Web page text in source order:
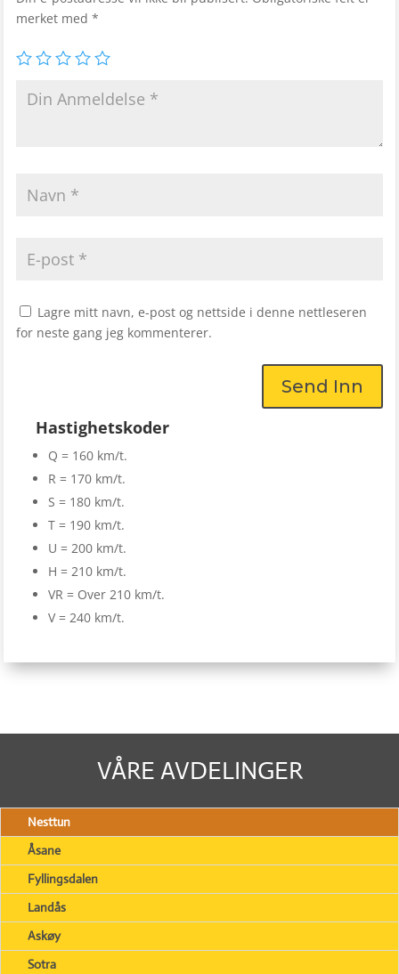
merket med *
Lagre mitt navn, e-post og nettside i denne nettleseren
for neste gang jeg kommenterer.
Send Inn
Hastighetskoder
Q = 160 km/t.
R = 170 km/t.
S = 180 km/t.
T = 190 km/t.
U = 200 km/t.
H = 210 km/t.
VR = Over 210 km/t.
V = 240 km/t.
VÅRE AVDELINGER
Nesttun
Åsane
Fyllingsdalen
Landås
Askøy
Sotra